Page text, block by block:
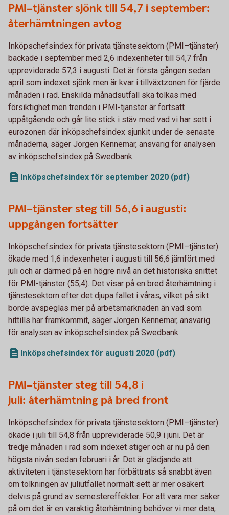
PMI–tjänster sjönk till 54,7 i september:
återhämtningen avtog
Inköpschefsindex för privata tjänstesektorn (PMI–tjänster)
backade i september med 2,6 indexenheter till 54,7 från
uppreviderade 57,3 i augusti. Det är första gången sedan
april som indexet sjönk men är kvar i tillväxtzonen för fjärde
månaden i rad. Enskilda månadsutfall ska tolkas med
försiktighet men trenden i PMI-tjänster är fortsatt
uppåtgående och går lite stick i stäv med vad vi har sett i
eurozonen där inköpschefsindex sjunkit under de senaste
månaderna, säger Jörgen Kennemar, ansvarig för analysen
av inköpschefsindex på Swedbank.
Inköpschefsindex för september 2020 (pdf)
PMI–tjänster steg till 56,6 i augusti:
uppgången fortsätter
Inköpschefsindex för privata tjänstesektorn (PMI–tjänster)
ökade med 1,6 indexenheter i augusti till 56,6 jämfört med
juli och är därmed på en högre nivå än det historiska snittet
för PMI-tjänster (55,4). Det visar på en bred återhämtning i
tjänstesektorn efter det djupa fallet i våras, vilket på sikt
borde avspeglas mer på arbetsmarknaden än vad som
hittills har framkommit, säger Jörgen Kennemar, ansvarig
för analysen av inköpschefsindex på Swedbank.
Inköpschefsindex för augusti 2020 (pdf)
PMI–tjänster steg till 54,8 i
juli: återhämtning på bred front
Inköpschefsindex för privata tjänstesektorn (PMI–tjänster)
ökade i juli till 54,8 från uppreviderade 50,9 i juni. Det är
tredje månaden i rad som indexet stiger och är nu på den
högsta nivån sedan februari i år. Det är glädjande att
aktiviteten i tjänstesektorn har förbättrats så snabbt även
om tolkningen av juliutfallet normalt sett är mer osäkert
delvis på grund av semestereffekter. För att vara mer säker
på om det är en varaktig återhämtning behöver vi mer data,